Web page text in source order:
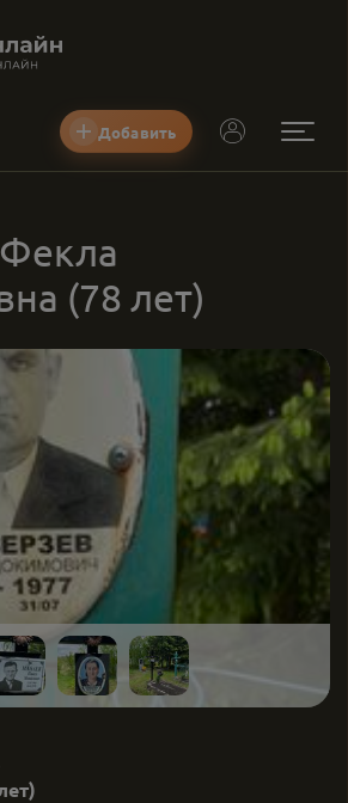
Добавить
(78 лет)